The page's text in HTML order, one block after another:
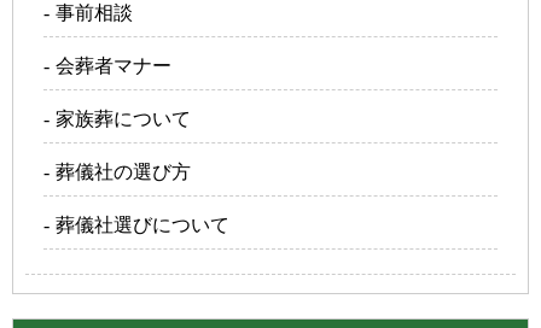
事前相談
会葬者マナー
家族葬について
葬儀社の選び方
葬儀社選びについて